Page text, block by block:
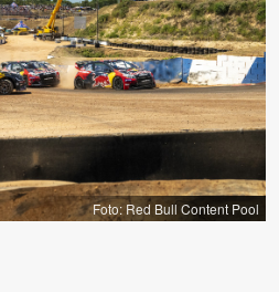
Foto: Red Bull Content Pool